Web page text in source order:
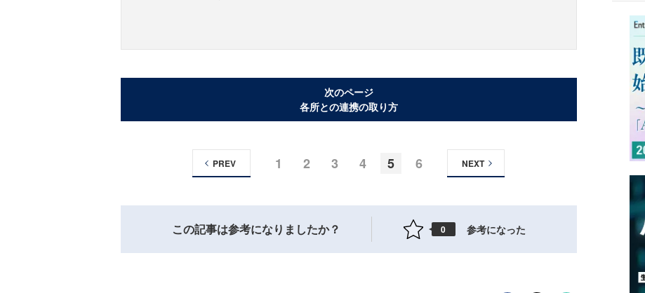
次のページ
各所との連携の取り方
1 2 3 4 5 6
PREV NEXT
この記事は参考になりましたか？ 0 参考になった